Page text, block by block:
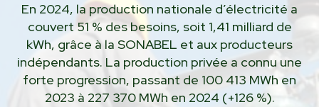
En 2024, la production nationale d’électricité a
couvert 51 % des besoins, soit 1,41 milliard de
kWh, grâce à la SONABEL et aux producteurs
indépendants. La production privée a connu une
forte progression, passant de 100 413 MWh en
2023 à 227 370 MWh en 2024 (+126 %).